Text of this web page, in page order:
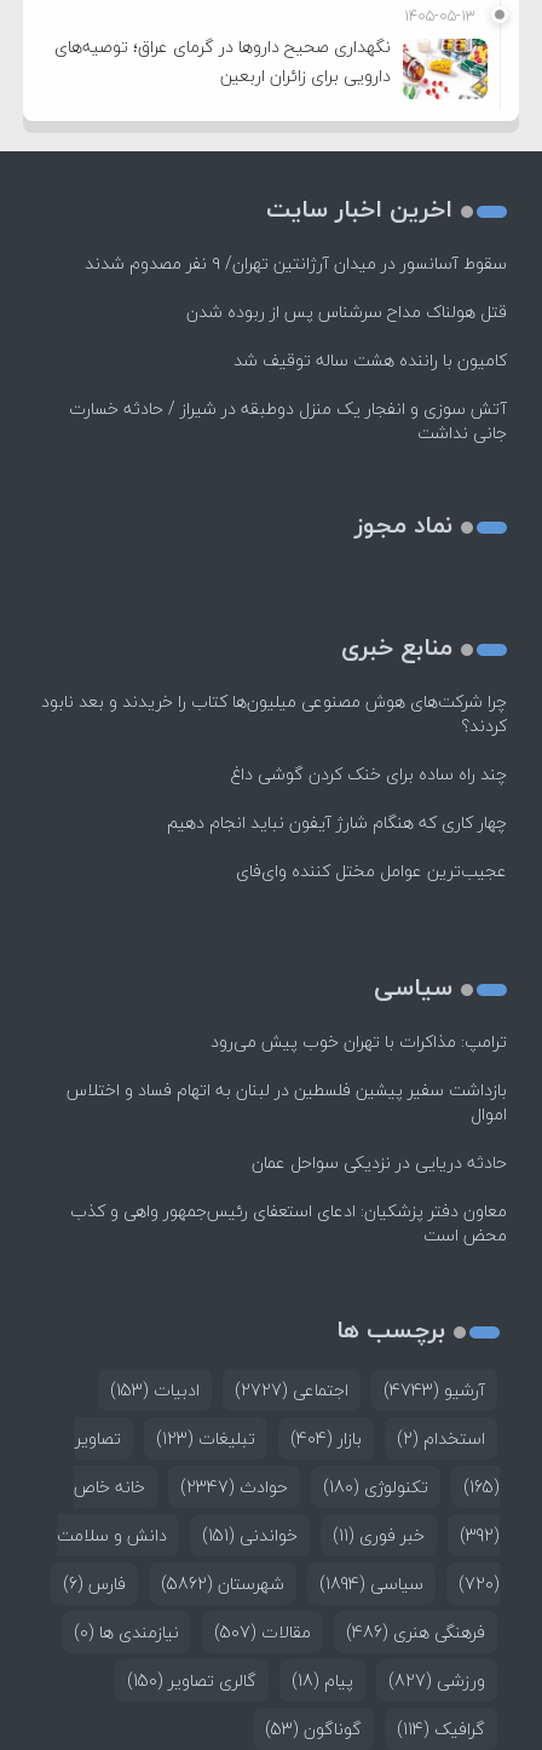
۱۴۰۵-۰۵-۱۳
نگهداری صحیح داروها در گرمای عراق؛ توصیه‌های
دارویی برای زائران اربعین
اخرین اخبار سایت
سقوط آسانسور در میدان آرژانتین تهران/ ۹ نفر مصدوم شدند
قتل هولناک مداح سرشناس پس از ربوده شدن
کامیون با راننده هشت ساله توقیف شد
آتش سوزی و انفجار یک منزل دوطبقه در شیراز / حادثه خسارت
جانی نداشت
نماد مجوز
منابع خبری
چرا شرکت‌های هوش مصنوعی میلیون‌ها کتاب را خریدند و بعد نابود
کردند؟
چند راه‌ ساده برای خنک کردن گوشی داغ
چهار کاری که هنگام شارژ آیفون نباید انجام دهیم
عجیب‌ترین عوامل مختل کننده وای‌فای
سیاسی
ترامپ: مذاکرات با تهران خوب پیش می‌رود
بازداشت سفیر پیشین فلسطین در لبنان به اتهام فساد و اختلاس
اموال
حادثه دریایی در نزدیکی سواحل عمان
معاون دفتر پزشکیان: ادعای استعفای رئیس‌جمهور واهی و کذب
محض است
برچسب ها
آرشیو (4743) اجتماعی (2727) ادبیات (153)
استخدام (2) بازار (404) تبلیغات (123)
تصاویر
(165)
تکنولوژی (180) حوادث (2347)
خانه خاص
(392)
خبر فوری (11) خواندنی (151)
دانش و سلامت
(720)
سیاسی (1894) شهرستان (5862) فارس (6)
فرهنگی هنری (486) مقالات (507) نیازمندی ها (0)
ورزشی (827) پیام (18) گالری تصاویر (150)
گرافیک (114) گوناگون (53)